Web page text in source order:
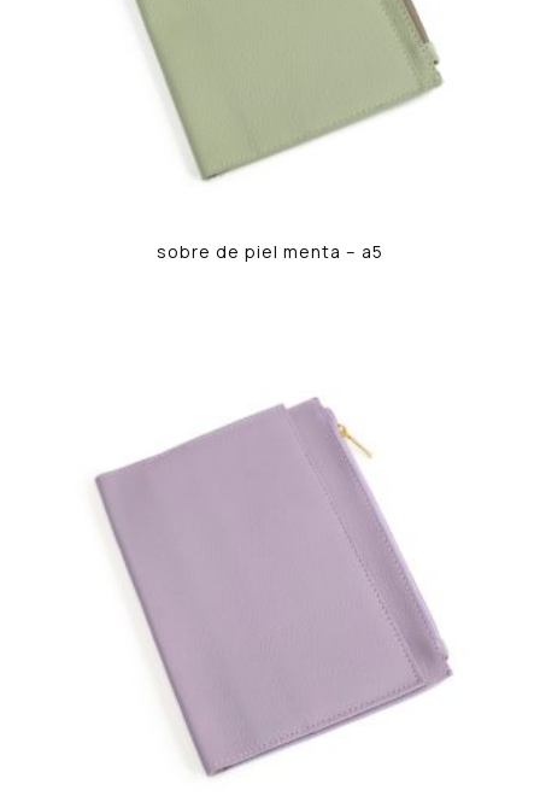
sobre de piel menta – a5